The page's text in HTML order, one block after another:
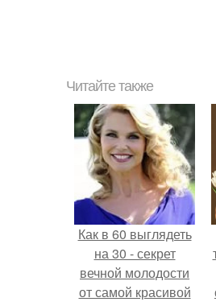
Читайте также
Как в 60 выглядеть
на 30 - секрет
вечной молодости
от самой красивой